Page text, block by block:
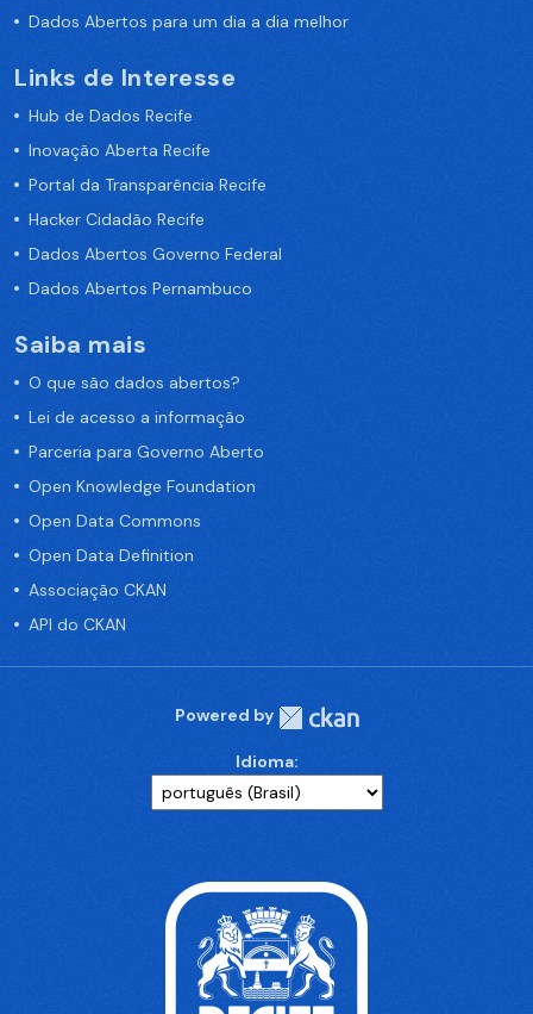
Dados Abertos para um dia a dia melhor
Links de Interesse
Hub de Dados Recife
Inovação Aberta Recife
Portal da Transparência Recife
Hacker Cidadão Recife
Dados Abertos Governo Federal
Dados Abertos Pernambuco
Saiba mais
O que são dados abertos?
Lei de acesso a informação
Parceria para Governo Aberto
Open Knowledge Foundation
Open Data Commons
Open Data Definition
Associação CKAN
API do CKAN
Powered by
Idioma